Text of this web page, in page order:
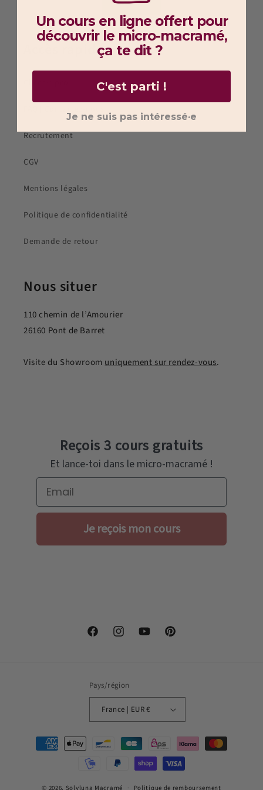
Accès rapide
Recrutement
CGV
Mentions légales
Politique de confidentialité
Demande de retour
Nous situer
110 chemin de l’Amourier
26160 Pont de Barret
Visite du Showroomuniquement sur rendez-vous.
Reçois 3 cours gratuits
Et lance-toi dans le micro-macramé !
Email
Je reçois mon cours
FacebookInstagramYouTubePinterest
Pays/région
France | EUR €
Moyens
© 2026, Solyluna Macramé Politique de remboursement
Un cours en ligne offert pour
découvrir le micro-macramé,
ça te dit ?
C'est parti !
Je ne suis pas intéressé·e